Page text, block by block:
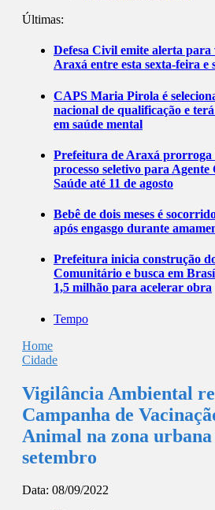
Últimas:
Defesa Civil emite alerta para
Araxá entre esta sexta-feira e
CAPS Maria Pirola é
nacional de qualificação e
em saúde mental
Prefeitura de Araxá prorroga
processo seletivo para
Saúde até 11 de agosto
Bebê de dois meses é
após engasgo durante
Prefeitura inicia construção
Comunitário e busca em
1,5 milhão para acelerar obra
Tempo
Home
Cidade
Vigilância Ambiental
Campanha de
Animal na zona urbana
setembro
Data: 08/09/2022